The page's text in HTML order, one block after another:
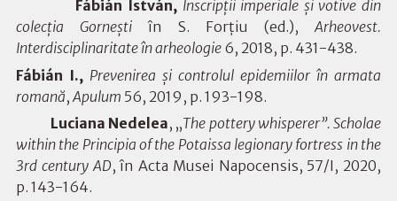
Fábián István, Inscripțiiimperiale și votive din
colecția Gorneștiîn S. Forțiu (ed.),Arheovest.
Interdisciplinaritate în arheologie 6, 2018, p. 431-438.
Fábián I., Prevenirea și controlul epidemiilor în armata
romană, Apulum 56, 2019, p. 193-198.
Luciana Nedelea, „The pottery whisperer”. Scholae
within the Principia of the Potaissa legionary fortress in the
3rd century AD, în Acta Musei Napocensis, 57/I, 2020,
p. 143-164.